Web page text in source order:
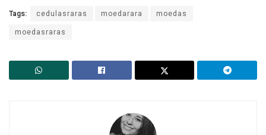
Tags: cedulasraras moedarara
moedas
moedasraras